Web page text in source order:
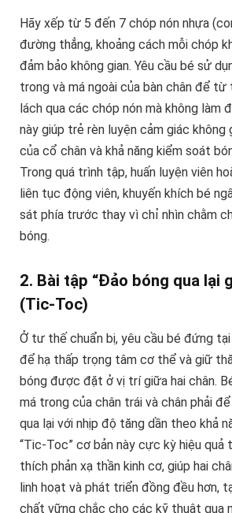
Hãy xếp từ 5 đến 7 chóp nón nhựa
đường thẳng, khoảng cách mỗi chóp
đảm bảo không gian. Yêu cầu bé sử
trong và má ngoài của bàn chân để
lách qua các chóp nón mà không làm
này giúp trẻ rèn luyện cảm giác không
của cổ chân và khả năng kiểm soát
Trong quá trình tập, huấn luyện viên
liên tục động viên, khuyến khích bé
sát phía trước thay vì chỉ nhìn chằm
bóng.
2. Bài tập “Đảo bóng qua lại
(Tic-Toc)
Ở tư thế chuẩn bị, yêu cầu bé đứng tại
để hạ thấp trọng tâm cơ thể và giữ
bóng được đặt ở vị trí giữa hai chân.
má trong của chân trái và chân phải
qua lại với nhịp độ tăng dần theo khả
“Tic-Toc” cơ bản này cực kỳ hiệu quả
thích phản xạ thần kinh cơ, giúp hai
linh hoạt và phát triển đồng đều hơn,
chất vững chắc cho các kỹ thuật qua